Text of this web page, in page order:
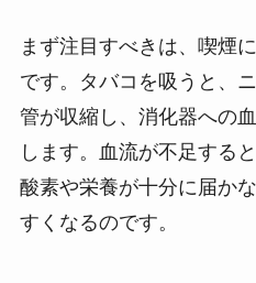
まず注目すべきは、喫煙
です。タバコを吸うと、
管が収縮し、消化器への
します。血流が不足する
酸素や栄養が十分に届か
すくなるのです。